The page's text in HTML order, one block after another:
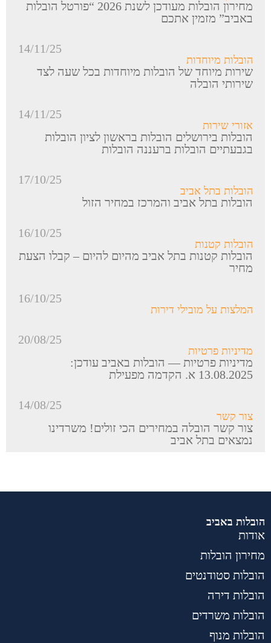
מחירון הובלות מעודכן לשנת 2026 “פורטל הובלות
באביב” מזמין אתכם
14/11/25
הובלות מיוחדות
שירות מיוחד של הובלות מיוחדות בכל שעה לצד
שירותי הובלה
14/11/25
אזורי שירות
הובלות בירושלים הובלות בראשון לציון הובלות
בגבעתיים הובלות ברעננה הובלות
17/10/25
הובלות בתל אביב
הובלות בתל אביב והמרכז במחיר הזול
16/10/25
הובלות קטנות
הובלות קטנות בתל אביב מהיום להיום – קבלו הצעת
מחיר
16/10/25
המלצות על מובילי דירות
20/08/25
מדיניות פרטיות
מדיניות פרטיות — הובלות באביב עודכן:
13.08.2025 א. הקדמה מפעילת
14/08/25
צור קשר
צור קשר הובלה במחירים הכי זולים! משרדינו
נמצאים בתל אביב
הובלות באביב
אודות
מחירון הובלות
הובלות סטודנטים
הובלות דירה
הובלות משרדים
הובלות מנוף